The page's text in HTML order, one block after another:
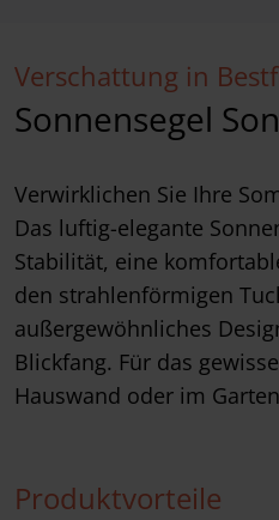
Verschattung in
Sonnensegel
Verwirklichen Sie Ihre
Das luftig-elegante
Stabilität, eine
den strahlenförmigen
außergewöhnliches
Blickfang. Für das
Hauswand oder im
Produktvorteile